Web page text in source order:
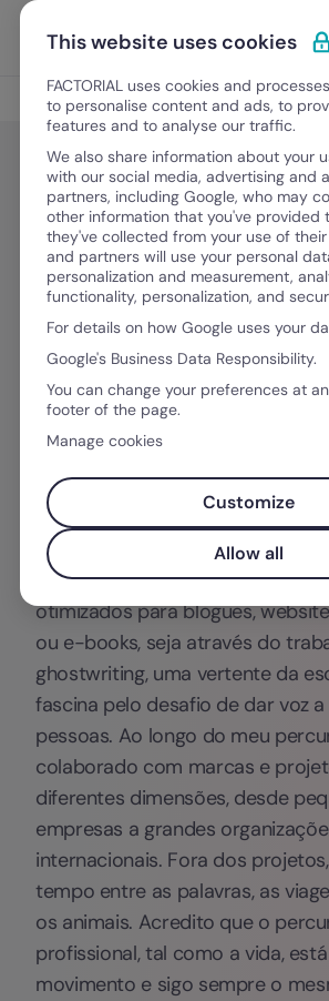
Skip to content
Discover
Blog
Vanessa Rôla
Sou copywriter especializada em
apaixonada por traduzir ideias
Acredito no poder da escrita
marcas e histórias, sendo isso
em cada projeto. Desde sempre
comunicação, o que me levou a
em Ciências da Comunicação e
mestrado em Novos Media e
me permitiu aprofundar o
suas dinâmicas. Gosto de
através da escrita: seja a criar
otimizados para blogues,
ou e-books, seja através do
ghostwriting, uma vertente da
fascina pelo desafio de dar voz
pessoas. Ao longo do meu
colaborado com marcas e
diferentes dimensões, desde
empresas a grandes
internacionais. Fora dos
tempo entre as palavras, as
os animais. Acredito que o
profissional, tal como a vida,
movimento e sigo sempre o
This website uses cookies
FACTORIAL uses cookies and
to personalise content and ads, to
features and to analyse our traffic.
We also share information about your
with our social media, advertising and
partners, including Google, who may
other information that you've provided
they've collected from your use of
and partners will use your personal
personalization and measurement,
functionality, personalization, and
For details on how Google uses your
Google's Business Data Responsibility.
You can change your preferences at
footer of the page.
Manage cookies
Customize
Allow all